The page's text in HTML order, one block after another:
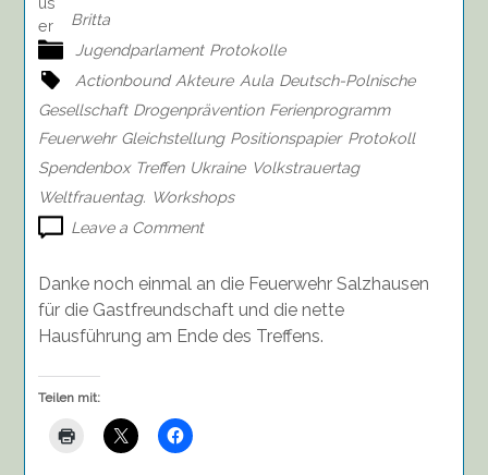
Britta
Jugendparlament Protokolle
Actionbound Akteure Aula Deutsch-Polnische
Gesellschaft Drogenprävention Ferienprogramm
Feuerwehr Gleichstellung Positionspapier Protokoll
Spendenbox Treffen Ukraine Volkstrauertag
Weltfrauentag. Workshops
Leave a Commenton
Treffen
des
Jugendforums
Danke noch einmal an die Feuerwehr Salzhausen
für die Gastfreundschaft und die nette
Hausführung am Ende des Treffens.
Teilen mit: